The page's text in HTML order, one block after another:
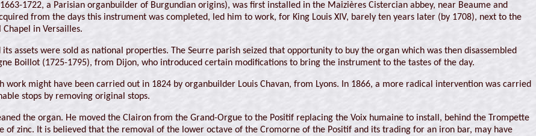
1722, a Parisian organbuilder of Burgundian origins), was first installed in the Maizières Cistercian abbey, near Beaume and
from the days this instrument was completed, led him to work, for King Louis XIV, barely ten years later (by 1708), next to the
in Versailles.
assets were sold as national properties. The Seurre parish seized that opportunity to buy the organ which was then disassembled
Boillot (1725-1795), from Dijon, who introduced certain modifications to bring the instrument to the tastes of the day.
might have been carried out in 1824 by organbuilder Louis Chavan, from Lyons. In 1866, a more radical intervention was carried
stops by removing original stops.
the organ. He moved the Clairon from the Grand-Orgue to the Positif replacing the Voix humaine to install, behind the Trompette
of zinc. It is believed that the removal of the lower octave of the Cromorne of the Positif and its trading for an iron bar, may have